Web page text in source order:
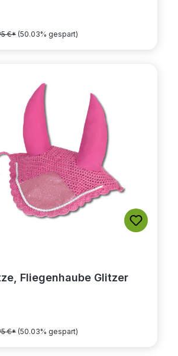
€* (50.03% gespart)
Fliegenhaube Glitzer
€* (50.03% gespart)